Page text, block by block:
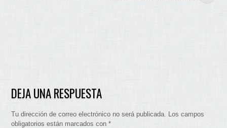
DEJA UNA RESPUESTA
Tu dirección de correo electrónico no será publicada. Los campos
obligatorios están marcados con*